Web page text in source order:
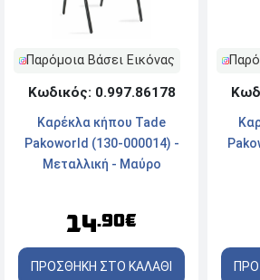
Παρόμοια Βάσει Εικόνας
Κωδικός: 0.997.86178
Καρέκλα κήπου Tade
Pakoworld (130-000014) -
Μεταλλική - Μαύρο
14.90€
ΠΡΟΣΘΗΚΗ ΣΤΟ ΚΑΛΑΘΙ